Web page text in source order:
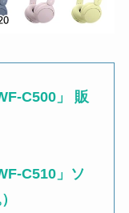
C500」 販
C510」ソ